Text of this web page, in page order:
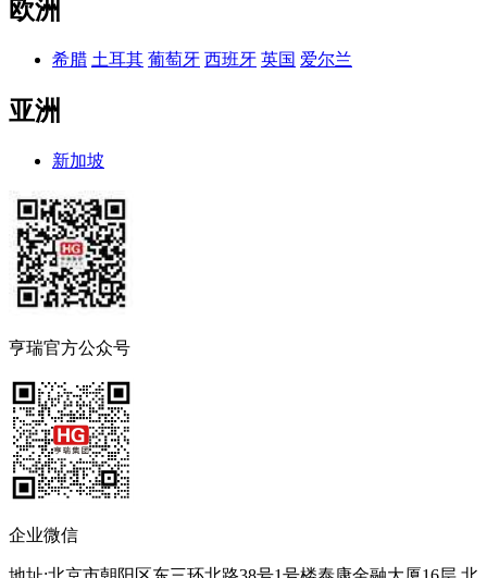
欧洲
希腊 土耳其 葡萄牙 西班牙 英国 爱尔兰
亚洲
新加坡
亨瑞官方公众号
企业微信